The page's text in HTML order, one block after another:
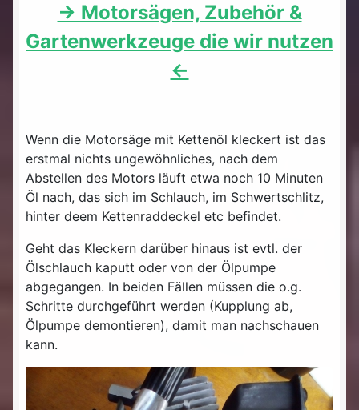
-> Motorsägen, Zubehör &
Gartenwerkzeuge die wir nutzen
<-
Wenn die Motorsäge mit Kettenöl kleckert ist das
erstmal nichts ungewöhnliches, nach dem
Abstellen des Motors läuft etwa noch 10 Minuten
Öl nach, das sich im Schlauch, im Schwertschlitz,
hinter deem Kettenraddeckel etc befindet.
Geht das Kleckern darüber hinaus ist evtl. der
Ölschlauch kaputt oder von der Ölpumpe
abgegangen. In beiden Fällen müssen die o.g.
Schritte durchgeführt werden (Kupplung ab,
Ölpumpe demontieren), damit man nachschauen
kann.